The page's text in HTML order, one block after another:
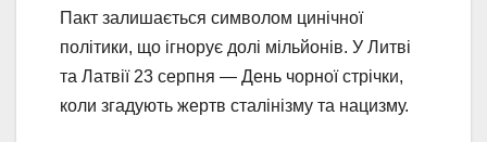
Пакт залишається символом цинічної
політики, що ігнорує долі мільйонів. У Литві
та Латвії 23 серпня — День чорної стрічки,
коли згадують жертв сталінізму та нацизму.